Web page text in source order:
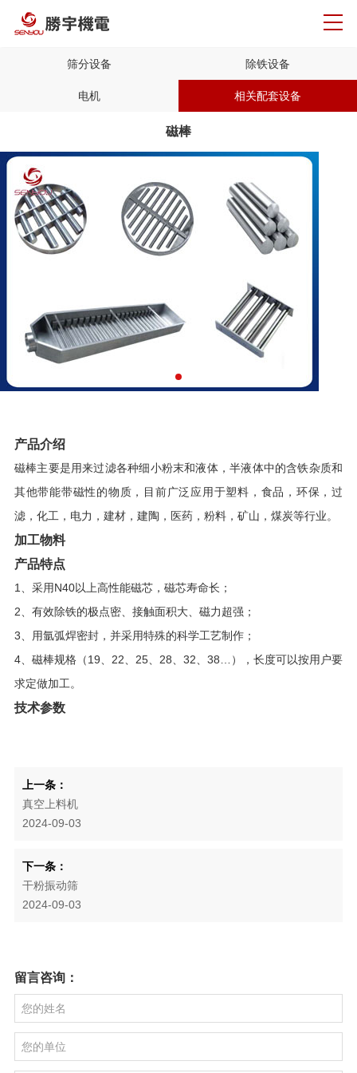
筛分设备 除铁设备
电机 相关配套设备
磁棒
产品介绍
磁棒主要是用来过滤各种细小粉末和液体，半液体中的含铁杂质和
其他带能带磁性的物质，目前广泛应用于塑料，食品，环保，过
滤，化工，电力，建材，建陶，医药，粉料，矿山，煤炭等行业。
加工物料
产品特点
1、采用N40以上高性能磁芯，磁芯寿命长；
2、有效除铁的极点密、接触面积大、磁力超强；
3、用氩弧焊密封，并采用特殊的科学工艺制作；
4、磁棒规格（19、22、25、28、32、38…），长度可以按用户要
求定做加工。
技术参数
上一条：
真空上料机
2024-09-03
下一条：
干粉振动筛
2024-09-03
留言咨询：